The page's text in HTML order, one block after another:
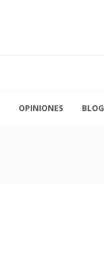
OPINIONES BLOG